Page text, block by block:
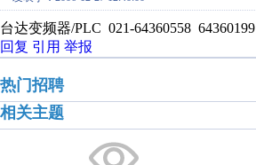
台达变频器/PLC 021-64360558 64360199
回复 引用 举报
热门招聘
相关主题